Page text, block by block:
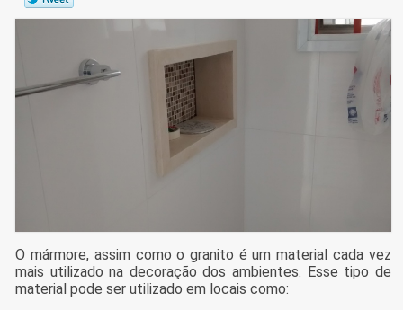
O mármore, assim como o granito é um material cada vez
mais utilizado na decoração dos ambientes. Esse tipo de
material pode ser utilizado em locais como: